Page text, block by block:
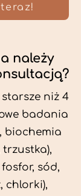
należy
niż 4
badania
biochemia
sód,
chlorki),